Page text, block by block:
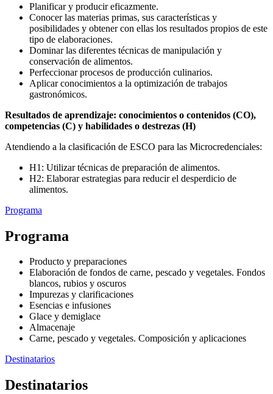
Planificar y producir eficazmente.
Conocer las materias primas, sus características y
posibilidades y obtener con ellas los resultados propios de este
tipo de elaboraciones.
Dominar las diferentes técnicas de manipulación y
conservación de alimentos.
Perfeccionar procesos de producción culinarios.
Aplicar conocimientos a la optimización de trabajos
gastronómicos.
Resultados de aprendizaje: conocimientos o contenidos (CO),
competencias (C) y habilidades o destrezas (H)
Atendiendo a la clasificación de ESCO para las Microcredenciales:
H1: Utilizar técnicas de preparación de alimentos.
H2: Elaborar estrategias para reducir el desperdicio de
alimentos.
Programa
Programa
Producto y preparaciones
Elaboración de fondos de carne, pescado y vegetales. Fondos
blancos, rubios y oscuros
Impurezas y clarificaciones
Esencias e infusiones
Glace y demiglace
Almacenaje
Carne, pescado y vegetales. Composición y aplicaciones
Destinatarios
Destinatarios